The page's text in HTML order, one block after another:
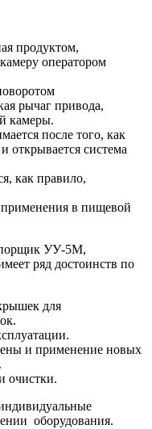
продуктом,
оператором
рычаг привода,
камеры.
после того, как
открывается система
как правило,
в пищевой
УУ-5М,
ряд достоинств по
для
и применение новых
очистки.
оборудования.